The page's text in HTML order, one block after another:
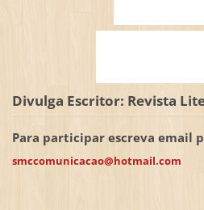
Divulga Escritor: Revista
Para participar escreva email
smccomunicacao@hotmail.com